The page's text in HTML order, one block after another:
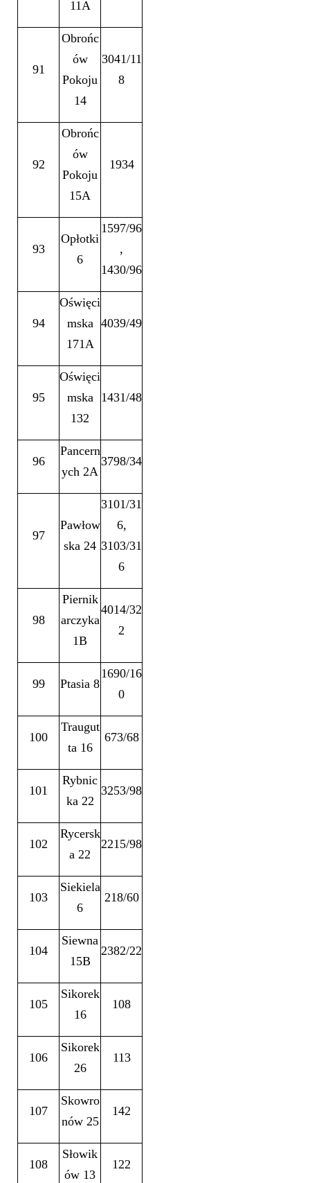
11A
91
Obrońc
ów
Pokoju
14
3041/11
8
92
Obrońc
ów
Pokoju
15A
1934
93
Opłotki
6
1597/96
,
1430/96
94
Oświęci
mska
171A
4039/49
95
Oświęci
mska
132
1431/48
96
Pancern
ych 2A
3798/34
97
Pawłow
ska 24
3101/31
6,
3103/31
6
98
Piernik
arczyka
1B
4014/32
2
99 Ptasia 8
1690/16
0
100
Traugut
ta 16
673/68
101
Rybnic
ka 22
3253/98
102
Rycersk
a 22
2215/98
103
Siekiela
6
218/60
104
Siewna
15B
2382/22
105
Sikorek
16
108
106
Sikorek
26
113
107
Skowro
nów 25
142
108
Słowik
ów 13
122